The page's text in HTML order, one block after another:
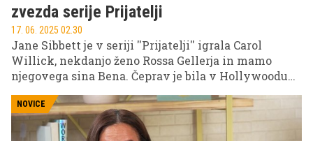
zvezda serije Prijatelji
17. 06. 2025 02.30
Jane Sibbett je v seriji ''Prijatelji'' igrala Carol
Willick, nekdanjo ženo Rossa Gellerja in mamo
njegovega sina Bena. Čeprav je bila v Hollywoodu
pomahala v slovo in v tem času našla novo
poslanstvo.
NOVICE